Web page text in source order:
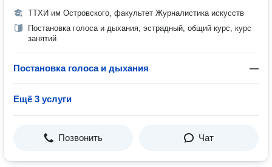
ТТХИ им Островского, факультет Журналистика искусств
Постановка голоса и дыхания, эстрадный, общий курс, курс
занятий
Постановка голоса и дыхания —
Ещё 3 услуги
Позвонить Чат